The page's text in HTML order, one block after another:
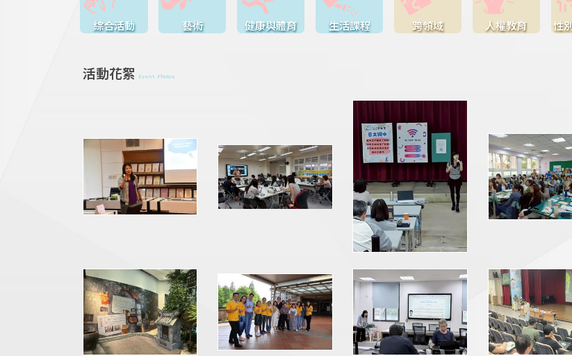
綜合活動 藝術 健康與體育 生活課程 跨領域 人權教育 性
活動花絮 Event Photos